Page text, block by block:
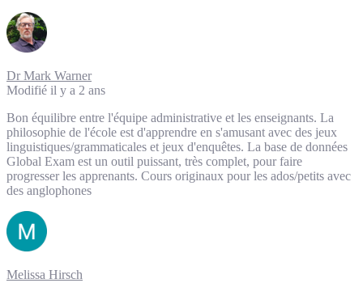
Dr Mark Warner
Modifié il y a 2 ans
Bon équilibre entre l'équipe administrative et les enseignants. La
philosophie de l'école est d'apprendre en s'amusant avec des jeux
linguistiques/grammaticales et jeux d'enquêtes. La base de données
Global Exam est un outil puissant, très complet, pour faire
progresser les apprenants. Cours originaux pour les ados/petits avec
des anglophones
Melissa Hirsch